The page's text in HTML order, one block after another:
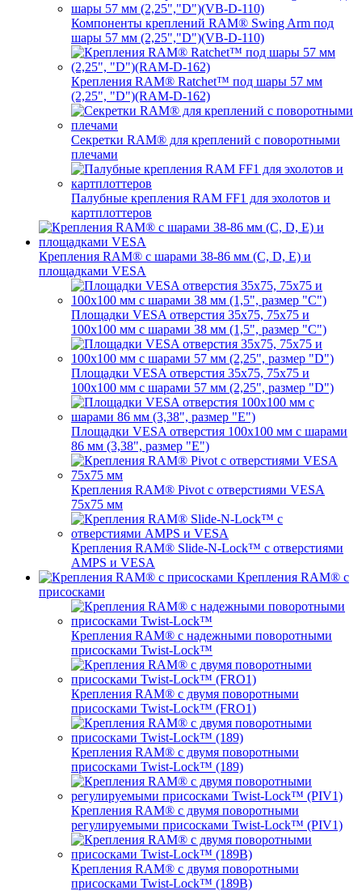
Компоненты креплений RAM® Swing Arm под
шары 57 мм (2,25","D")(VB-D-110)
Крепления RAM® Ratchet™ под шары 57 мм
(2,25", "D")(RAM-D-162)
Секретки RAM® для креплений с поворотными
плечами
Палубные крепления RAM FF1 для эхолотов и
картплоттеров
Крепления RAM® с шарами 38-86 мм (C, D, E) и
площадками VESA
Площадки VESA отверстия 35x75, 75x75 и
100x100 мм с шарами 38 мм (1,5", размер "C")
Площадки VESA отверстия 35х75, 75x75 и
100x100 мм с шарами 57 мм (2,25", размер "D")
Площадки VESA отверстия 100x100 мм с шарами
86 мм (3,38", размер "E")
Крепления RAM® Pivot с отверстиями VESA
75x75 мм
Крепления RAM® Slide-N-Lock™ с отверстиями
AMPS и VESA
Крепления RAM® с
присосками
Крепления RAM® с надежными поворотными
присосками Twist-Lock™
Крепления RAM® с двумя поворотными
присосками Twist-Lock™ (FRO1)
Крепления RAM® с двумя поворотными
присосками Twist-Lock™ (189)
Крепления RAM® с двумя поворотными
регулируемыми присосками Twist-Lock™ (PIV1)
Крепления RAM® с двумя поворотными
присосками Twist-Lock™ (189B)